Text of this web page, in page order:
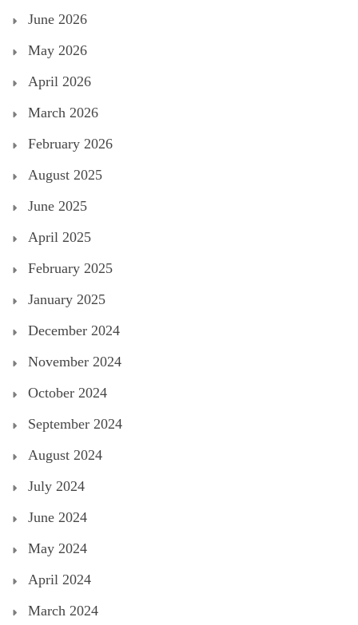
June 2026
May 2026
April 2026
March 2026
February 2026
August 2025
June 2025
April 2025
February 2025
January 2025
December 2024
November 2024
October 2024
September 2024
August 2024
July 2024
June 2024
May 2024
April 2024
March 2024